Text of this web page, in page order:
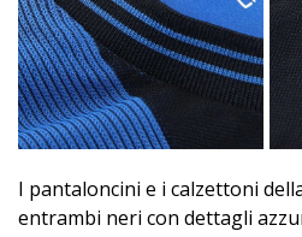
I pantaloncini e i calzettoni
entrambi neri con dettagli